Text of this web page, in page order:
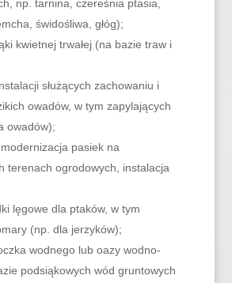
np. tarnina, czereśnia ptasia,
świdośliwa, głóg);
kwietnej trwałej (na bazie traw i
służących zachowaniu i
owadów, w tym zapylających
owadów);
pasiek na
terenach ogrodowych, instalacja
lęgowe dla ptaków, w tym
(np. dla jerzyków);
wodnego lub oazy wodno-
podsiąkowych wód gruntowych